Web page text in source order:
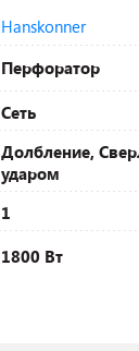
Hanskonner
Перфоратор
Сеть
Долбление,
ударом
1
1800 Вт